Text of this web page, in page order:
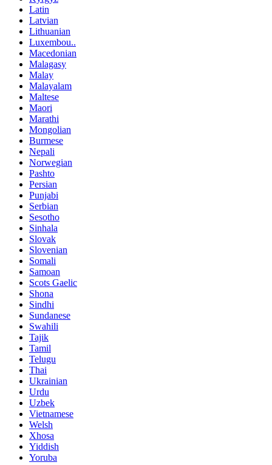
Latin
Latvian
Lithuanian
Luxembou..
Macedonian
Malagasy
Malay
Malayalam
Maltese
Maori
Marathi
Mongolian
Burmese
Nepali
Norwegian
Pashto
Persian
Punjabi
Serbian
Sesotho
Sinhala
Slovak
Slovenian
Somali
Samoan
Scots Gaelic
Shona
Sindhi
Sundanese
Swahili
Tajik
Tamil
Telugu
Thai
Ukrainian
Urdu
Uzbek
Vietnamese
Welsh
Xhosa
Yiddish
Yoruba